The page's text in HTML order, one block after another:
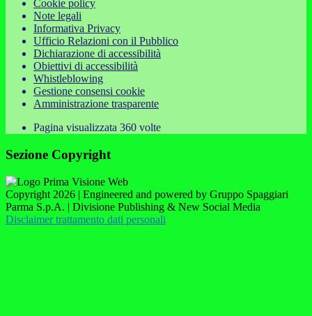
Cookie policy
Note legali
Informativa Privacy
Ufficio Relazioni con il Pubblico
Dichiarazione di accessibilità
Obiettivi di accessibilità
Whistleblowing
Gestione consensi cookie
Amministrazione trasparente
Pagina visualizzata 360 volte
Sezione Copyright
Copyright 2026 | Engineered and powered by Gruppo Spaggiari
Parma S.p.A. | Divisione Publishing & New Social Media
Disclaimer trattamento dati personali